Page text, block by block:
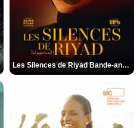
Les Silences de Riyad Bande-annonce VO STFR